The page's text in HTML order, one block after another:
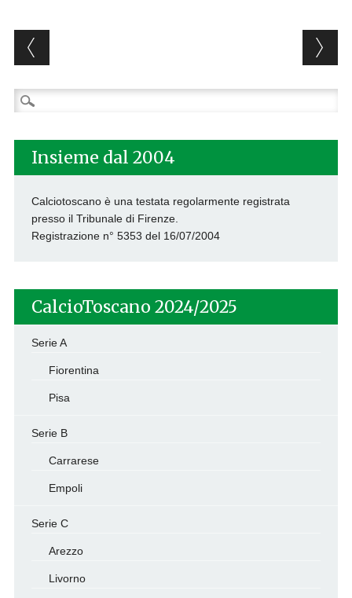
Post navigation
Ricerca
per:
Insieme dal 2004
Calciotoscano è una testata regolarmente registrata
presso il Tribunale di Firenze.
Registrazione n° 5353 del 16/07/2004
CalcioToscano 2024/2025
Serie A
Fiorentina
Pisa
Serie B
Carrarese
Empoli
Serie C
Arezzo
Livorno